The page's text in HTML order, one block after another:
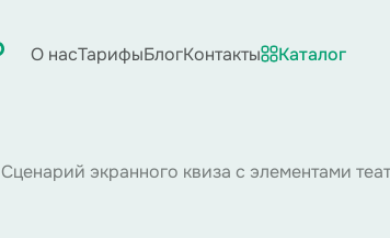
О насТарифыБлогКонтакты Каталог
Сценарий экранного квиза с элементами